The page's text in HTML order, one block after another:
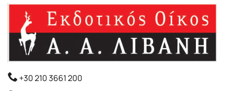
+30 210 3661 200